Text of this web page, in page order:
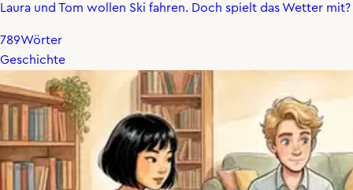
Laura und Tom wollen Ski fahren. Doch spielt das Wetter mit?
789Wörter
Geschichte